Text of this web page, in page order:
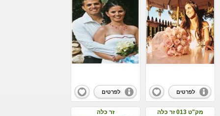
לפרטים לפרטים
מק"ט 013 זר כלה זר כלה